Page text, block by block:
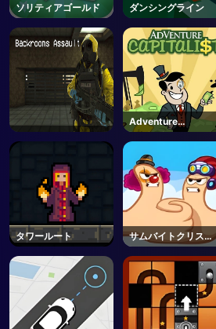
ソリティアゴールド ダンシングライン
Adventure
Capitalist
タワールート
サムバイトクリスマ
ス